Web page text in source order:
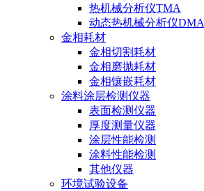
热机械分析仪TMA
动态热机械分析仪DMA
金相耗材
金相切割耗材
金相磨抛耗材
金相镶嵌耗材
涂料涂层检测仪器
表面检测仪器
厚度测量仪器
涂层性能检测
涂料性能检测
其他仪器
环境试验设备